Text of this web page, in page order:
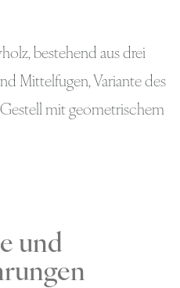
bestehend aus drei
Mittelfugen, Variante des
mit geometrischem
und